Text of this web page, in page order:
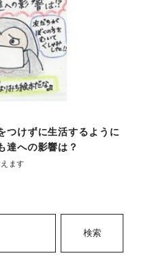
つけずに生活するように
達への影響は？
ます
検索